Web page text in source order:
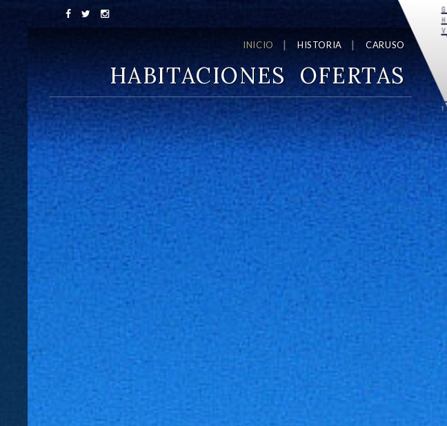
INICIO HISTORIA CARUSO
HABITACIONES OFERTAS